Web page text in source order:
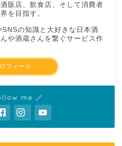
販店、飲食店、そして消費者
を目指す。
の知識と大好きな日本酒
や酒蔵さんを繋ぐサービス作
フィール
me ／